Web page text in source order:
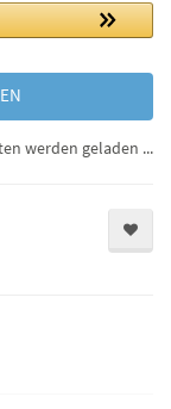
werden geladen ...